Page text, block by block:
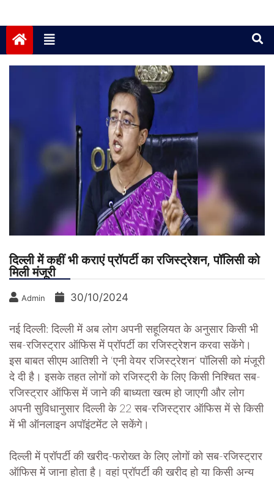
दिल्ली में कहीं भी कराएं प्रॉपर्टी का रजिस्ट्रेशन, पॉलिसी को
मिली मंजूरी
Admin 30/10/2024
नई दिल्ली: दिल्ली में अब लोग अपनी सहूलियत के अनुसार किसी भी
सब-रजिस्ट्रार ऑफिस में प्रॉपर्टी का रजिस्ट्रेशन करवा सकेंगे।
इस बाबत सीएम आतिशी ने ‘एनी वेयर रजिस्ट्रेशन’ पॉलिसी को मंजूरी
दे दी है। इसके तहत लोगों को रजिस्ट्री के लिए किसी निश्चित सब-
रजिस्ट्रार ऑफिस में जाने की बाध्यता खत्म हो जाएगी और लोग
अपनी सुविधानुसार दिल्ली के 22 सब-रजिस्ट्रार ऑफिस में से किसी
में भी ऑनलाइन अपॉइंटमेंट ले सकेंगे।
दिल्ली में प्रॉपर्टी की खरीद-फरोख्त के लिए लोगों को सब-रजिस्ट्रार
ऑफिस में जाना होता है। वहां प्रॉपर्टी की खरीद हो या किसी अन्य